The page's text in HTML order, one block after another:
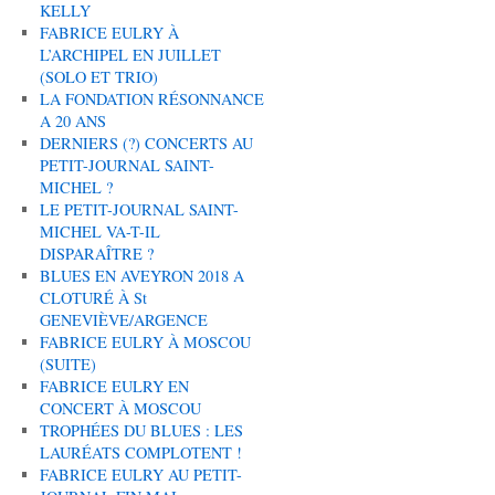
KELLY
FABRICE EULRY À
L’ARCHIPEL EN JUILLET
(SOLO ET TRIO)
LA FONDATION RÉSONNANCE
A 20 ANS
DERNIERS (?) CONCERTS AU
PETIT-JOURNAL SAINT-
MICHEL ?
LE PETIT-JOURNAL SAINT-
MICHEL VA-T-IL
DISPARAÎTRE ?
BLUES EN AVEYRON 2018 A
CLOTURÉ À St
GENEVIÈVE/ARGENCE
FABRICE EULRY À MOSCOU
(SUITE)
FABRICE EULRY EN
CONCERT À MOSCOU
TROPHÉES DU BLUES : LES
LAURÉATS COMPLOTENT !
FABRICE EULRY AU PETIT-